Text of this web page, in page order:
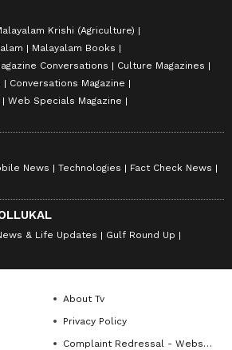
Krishi (Agriculture)
Malayalam Books
Conversations
Culture Magazines
Conversations Magazine
Web Specials Magazine
News Technologies
Fact Check News
& Life Updates
Gulf Round Up
About Tv
Privacy Policy
Complaint Redressal - Website